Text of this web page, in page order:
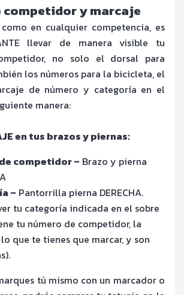
competidor y marcaje
en cualquier competencia, es
llevar de manera visible tu
no solo el dorsal para
los números para la bicicleta, el
de número y categoría en el
manera:
en tus brazos y piernas:
competidor – Brazo y pierna
– Pantorrilla pierna DERECHA.
tu categoría indicada en el sobre
tu número de competidor, la
lo que te tienes que marcar, y son
tú mismo con un marcador o